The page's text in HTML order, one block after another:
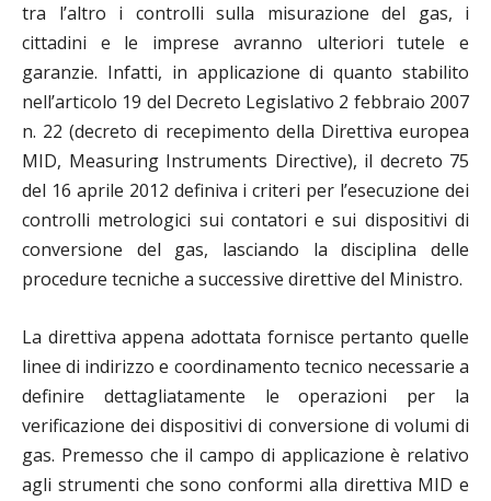
tra l’altro i controlli sulla misurazione del gas, i
cittadini e le imprese avranno ulteriori tutele e
garanzie. Infatti, in applicazione di quanto stabilito
nell’articolo 19 del Decreto Legislativo 2 febbraio 2007
n. 22 (decreto di recepimento della Direttiva europea
MID, Measuring Instruments Directive), il decreto 75
del 16 aprile 2012 definiva i criteri per l’esecuzione dei
controlli metrologici sui contatori e sui dispositivi di
conversione del gas, lasciando la disciplina delle
procedure tecniche a successive direttive del Ministro.
La direttiva appena adottata fornisce pertanto quelle
linee di indirizzo e coordinamento tecnico necessarie a
definire dettagliatamente le operazioni per la
verificazione dei dispositivi di conversione di volumi di
gas. Premesso che il campo di applicazione è relativo
agli strumenti che sono conformi alla direttiva MID e